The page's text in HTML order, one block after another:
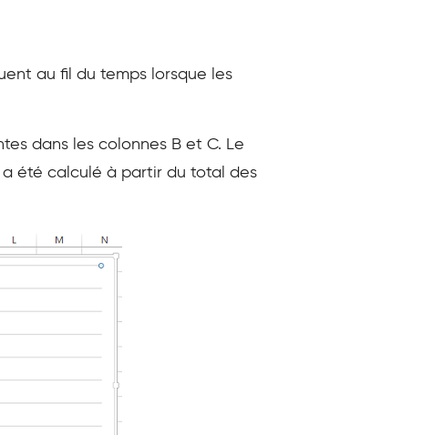
au fil du temps lorsque les
dans les colonnes B et C. Le
a été calculé à partir du total des